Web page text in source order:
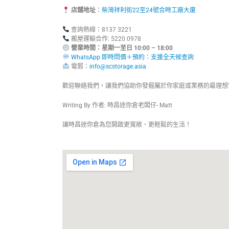
店舖地址： 柴灣祥利街22至24號合時工廠大廈
查詢熱線：8137 3221
搬屋運輸合作: 5220 0978
營業時間：星期一至日 10:00 – 18:00
WhatsApp 即時問價＋預約：支援全天候查詢
電郵： info@scstorage.asia
歡迎聯絡我們，讓我們協助你發掘屬於你家庭或業務的最理
Writing By 作者: 時昌迷你倉老闆仔- Matt
讓時昌迷你倉為您開啟更寬敞、更輕鬆的生活！